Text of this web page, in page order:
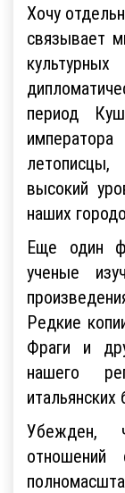
Хочу
связывает
период
высокий
наших
Еще один
ученые
Редкие
Фраги и
нашего
итальянских
Убежден,
отношений